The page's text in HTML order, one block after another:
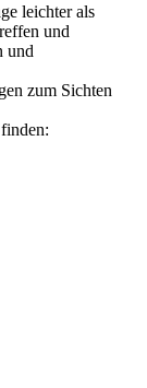
leichter als
und
und
zum Sichten